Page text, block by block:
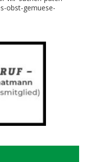
obst-gemuese-